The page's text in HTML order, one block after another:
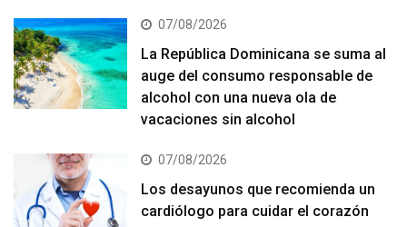
07/08/2026
La República Dominicana se suma al
auge del consumo responsable de
alcohol con una nueva ola de
vacaciones sin alcohol
07/08/2026
Los desayunos que recomienda un
cardiólogo para cuidar el corazón